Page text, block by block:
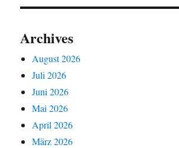
Archives
August 2026
Juli 2026
Juni 2026
Mai 2026
April 2026
März 2026